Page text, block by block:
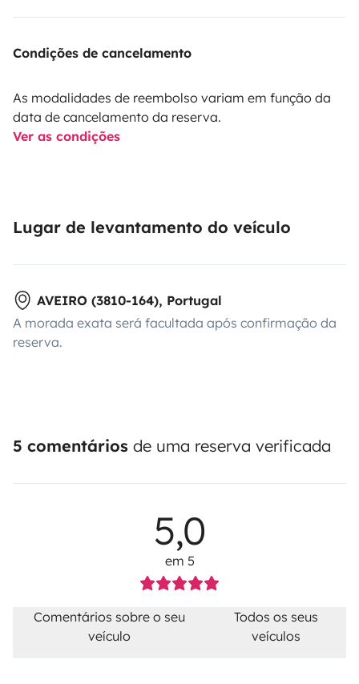
Condições de cancelamento
As modalidades de reembolso variam em função da
data de cancelamento da reserva.
Ver as condições
Lugar de levantamento do veículo
AVEIRO (3810-164), Portugal
A morada exata será facultada após confirmação da
reserva.
5 comentários de uma reserva verificada
5,0
em 5
Comentários sobre o seu
veículo
Todos os seus
veículos